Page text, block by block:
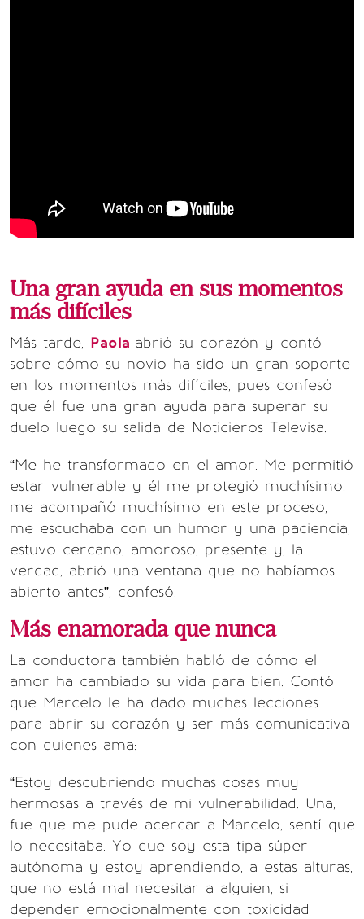
Una gran ayuda en sus momentos
más difíciles
Más tarde, Paola abrió su corazón y contó
sobre cómo su novio ha sido un gran soporte
en los momentos más difíciles, pues confesó
que él fue una gran ayuda para superar su
duelo luego su salida de Noticieros Televisa.
“Me he transformado en el amor. Me permitió
estar vulnerable y él me protegió muchísimo,
me acompañó muchísimo en este proceso,
me escuchaba con un humor y una paciencia,
estuvo cercano, amoroso, presente y, la
verdad, abrió una ventana que no habíamos
abierto antes”, confesó.
Más enamorada que nunca
La conductora también habló de cómo el
amor ha cambiado su vida para bien. Contó
que Marcelo le ha dado muchas lecciones
para abrir su corazón y ser más comunicativa
con quienes ama:
“Estoy descubriendo muchas cosas muy
hermosas a través de mi vulnerabilidad. Una,
fue que me pude acercar a Marcelo, sentí que
lo necesitaba. Yo que soy esta tipa súper
autónoma y estoy aprendiendo, a estas alturas,
que no está mal necesitar a alguien, si
depender emocionalmente con toxicidad